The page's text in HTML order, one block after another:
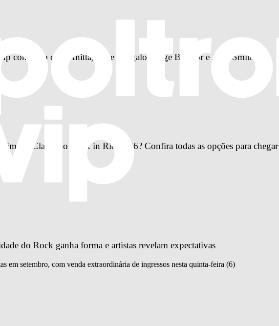
completo com Anitta, Ivete Sangalo, Jorge Ben Jor e Jorja Smith
Classe no Rock in Rio 2026? Confira todas as opções para chegar
do Rock ganha forma e artistas revelam expectativas
em setembro, com venda extraordinária de ingressos nesta quinta-feira (6)